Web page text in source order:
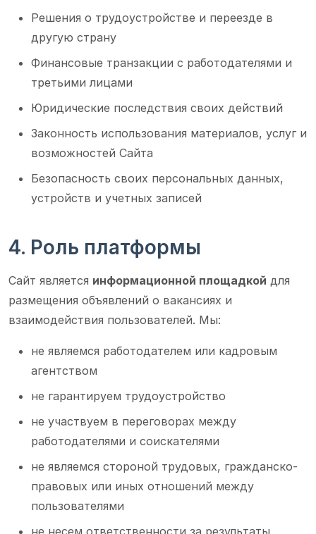
Решения о трудоустройстве и переезде в
другую страну
Финансовые транзакции с работодателями и
третьими лицами
Юридические последствия своих действий
Законность использования материалов, услуг и
возможностей Сайта
Безопасность своих персональных данных,
устройств и учетных записей
4. Роль платформы
Сайт является информационной площадкой для
размещения объявлений о вакансиях и
взаимодействия пользователей. Мы:
не являемся работодателем или кадровым
агентством
не гарантируем трудоустройство
не участвуем в переговорах между
работодателями и соискателями
не являемся стороной трудовых, гражданско-
правовых или иных отношений между
пользователями
не несем ответственности за результаты